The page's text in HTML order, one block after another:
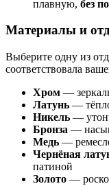
плавную, без
Материалы и
Выберите одну из
соответствовала
Хром —
Латунь —
Никель —
Бронза —
Медь —
Чернёная
патиной
Золото —